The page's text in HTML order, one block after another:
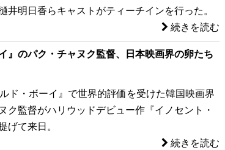
井明日香らキャストがティーチインを行った。
続きを読む
』のパク・チャヌク監督、日本映画界の卵たち
ド・ボーイ』で世界的評価を受けた韓国映画界
ク監督がハリウッドデビュー作『イノセント・
げて来日。
続きを読む